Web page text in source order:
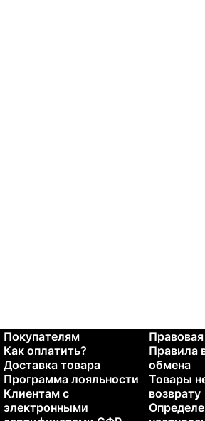
Покупателям
Как оплатить?
Доставка товара
Программа лояльности
Клиентам с
электронными
Правила
обмена
Товары
возврату